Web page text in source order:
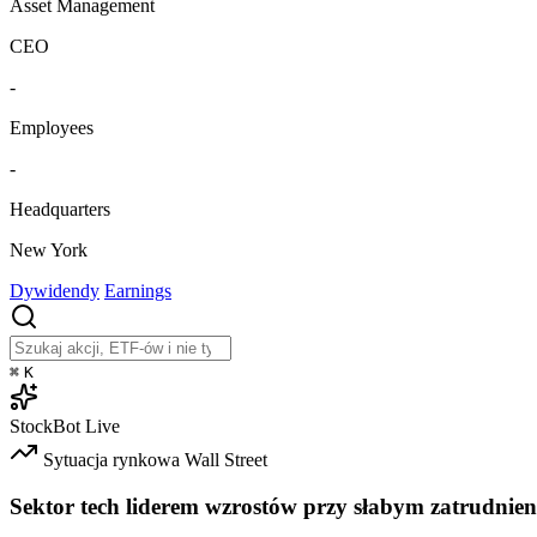
Asset Management
CEO
-
Employees
-
Headquarters
New York
Dywidendy Earnings
⌘ K
StockBot Live
Sytuacja rynkowa Wall Street
Sektor tech liderem wzrostów przy słabym